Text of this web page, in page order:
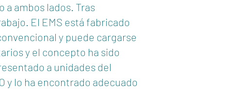
a ambos lados. Tras
El EMS está fabricado
y puede cargarse
y el concepto ha sido
a unidades del
y lo ha encontrado adecuado